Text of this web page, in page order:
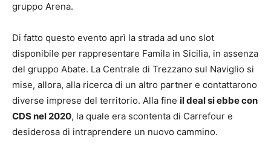
gruppo Arena.
Di fatto questo evento aprì la strada ad uno slot
disponibile per rappresentare Famila in Sicilia, in assenza
del gruppo Abate. La Centrale di Trezzano sul Naviglio si
mise, allora, alla ricerca di un altro partner e contattarono
diverse imprese del territorio. Alla fine il deal si ebbe con
CDS nel 2020, la quale era scontenta di Carrefour e
desiderosa di intraprendere un nuovo cammino.